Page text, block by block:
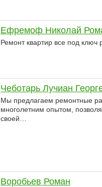
Ефремоф Николай
Ремонт квартир все под ключ
Чеботарь Лучиан
Мы предлагаем ремонтные
многолетним опытом,
своей…
Воробьев Роман